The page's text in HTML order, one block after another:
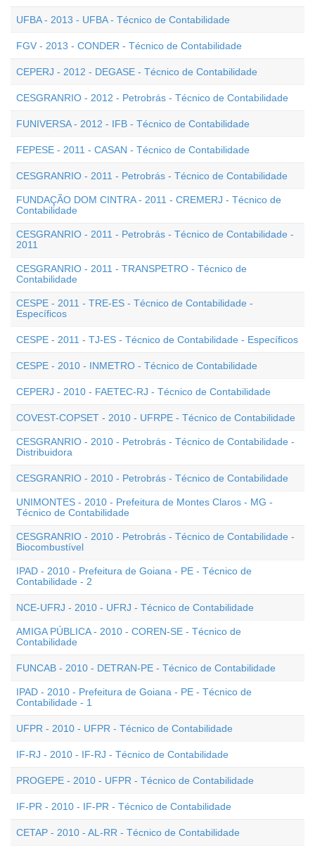
UFBA - 2013 - UFBA - Técnico de Contabilidade
FGV - 2013 - CONDER - Técnico de Contabilidade
CEPERJ - 2012 - DEGASE - Técnico de Contabilidade
CESGRANRIO - 2012 - Petrobrás - Técnico de Contabilidade
FUNIVERSA - 2012 - IFB - Técnico de Contabilidade
FEPESE - 2011 - CASAN - Técnico de Contabilidade
CESGRANRIO - 2011 - Petrobrás - Técnico de Contabilidade
FUNDAÇÃO DOM CINTRA - 2011 - CREMERJ - Técnico de
Contabilidade
CESGRANRIO - 2011 - Petrobrás - Técnico de Contabilidade -
2011
CESGRANRIO - 2011 - TRANSPETRO - Técnico de
Contabilidade
CESPE - 2011 - TRE-ES - Técnico de Contabilidade -
Específicos
CESPE - 2011 - TJ-ES - Técnico de Contabilidade - Específicos
CESPE - 2010 - INMETRO - Técnico de Contabilidade
CEPERJ - 2010 - FAETEC-RJ - Técnico de Contabilidade
COVEST-COPSET - 2010 - UFRPE - Técnico de Contabilidade
CESGRANRIO - 2010 - Petrobrás - Técnico de Contabilidade -
Distribuidora
CESGRANRIO - 2010 - Petrobrás - Técnico de Contabilidade
UNIMONTES - 2010 - Prefeitura de Montes Claros - MG -
Técnico de Contabilidade
CESGRANRIO - 2010 - Petrobrás - Técnico de Contabilidade -
Biocombustível
IPAD - 2010 - Prefeitura de Goiana - PE - Técnico de
Contabilidade - 2
NCE-UFRJ - 2010 - UFRJ - Técnico de Contabilidade
AMIGA PÚBLICA - 2010 - COREN-SE - Técnico de
Contabilidade
FUNCAB - 2010 - DETRAN-PE - Técnico de Contabilidade
IPAD - 2010 - Prefeitura de Goiana - PE - Técnico de
Contabilidade - 1
UFPR - 2010 - UFPR - Técnico de Contabilidade
IF-RJ - 2010 - IF-RJ - Técnico de Contabilidade
PROGEPE - 2010 - UFPR - Técnico de Contabilidade
IF-PR - 2010 - IF-PR - Técnico de Contabilidade
CETAP - 2010 - AL-RR - Técnico de Contabilidade